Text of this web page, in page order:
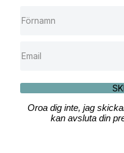
Oroa dig inte, jag
kan avsluta din